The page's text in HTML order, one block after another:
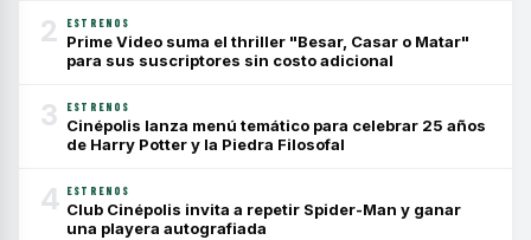
2 ESTRENOS
Prime Video suma el thriller "Besar, Casar o Matar"
para sus suscriptores sin costo adicional
3 ESTRENOS
Cinépolis lanza menú temático para celebrar 25 años
de Harry Potter y la Piedra Filosofal
4 ESTRENOS
Club Cinépolis invita a repetir Spider-Man y ganar
una playera autografiada